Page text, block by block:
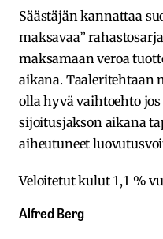
Säästäjän kannattaa
maksavaa”
maksamaan veroa
aikana. Taaleritehtaan
olla hyvä vaihtoehto
sijoitusjakson aikana
aiheutuneet
Veloitetut kulut 1,1 %
Alfred Berg